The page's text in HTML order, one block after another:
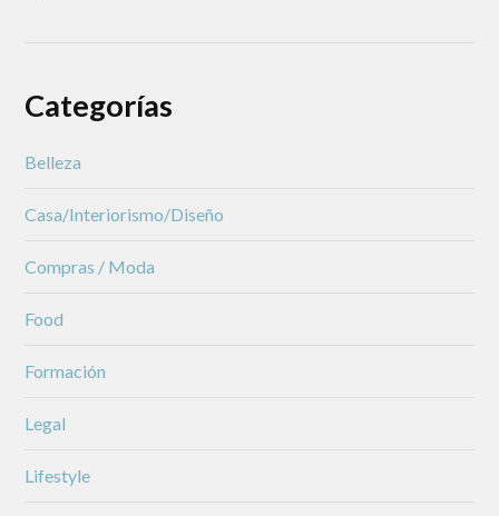
Categorías
Belleza
Casa/Interiorismo/Diseño
Compras / Moda
Food
Formación
Legal
Lifestyle